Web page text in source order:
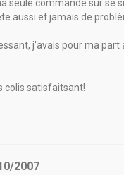
seule commande sur se
aussi et jamais de
j'avais pour ma
colis satisfaitsant!
2007